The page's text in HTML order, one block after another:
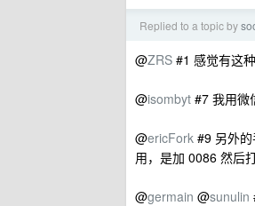
Replied to a topic by
@ZRS #1 感觉有这
@isombyt #7 我用微
@ericFork #9 另外
用，是加 0086 然后
@germain @sunulin